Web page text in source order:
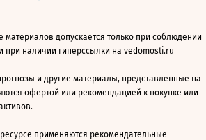
допускается только при соблюдении
и при наличии гиперссылки на vedomosti.ru
и другие материалы, представленные на
офертой или рекомендацией к покупке или
применяются рекомендательные